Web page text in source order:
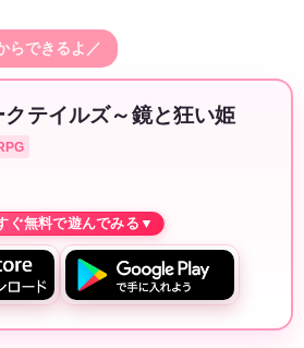
らできるよ／
クテイルズ～鏡と狂い姫